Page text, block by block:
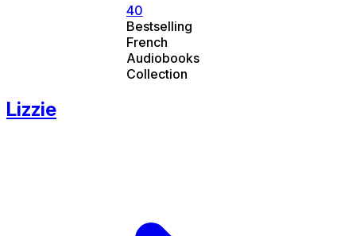
40
Bestselling
French
Audiobooks
Collection
Lizzie